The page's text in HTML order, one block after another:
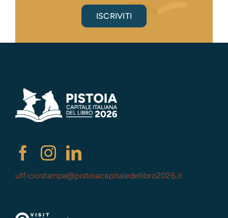
ISCRIVITI
ufficiostampa@pistoiacapitaledellibro2026.it